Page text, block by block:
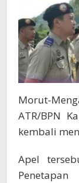
Morut-
ATR/BPN
kembali
Apel